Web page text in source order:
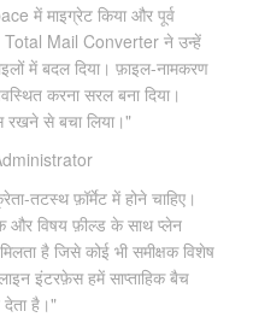
में माइग्रेट किया और पूर्व
Total Mail Converter ने उन्हें
में बदल दिया। फ़ाइल-नामकरण
करना सरल बना दिया।
रखने से बचा लिया।"
तटस्थ फ़ॉर्मेट में होने चाहिए।
और विषय फ़ील्ड के साथ प्लेन
है जिसे कोई भी समीक्षक विशेष
इंटरफ़ेस हमें साप्ताहिक बैच
है।"